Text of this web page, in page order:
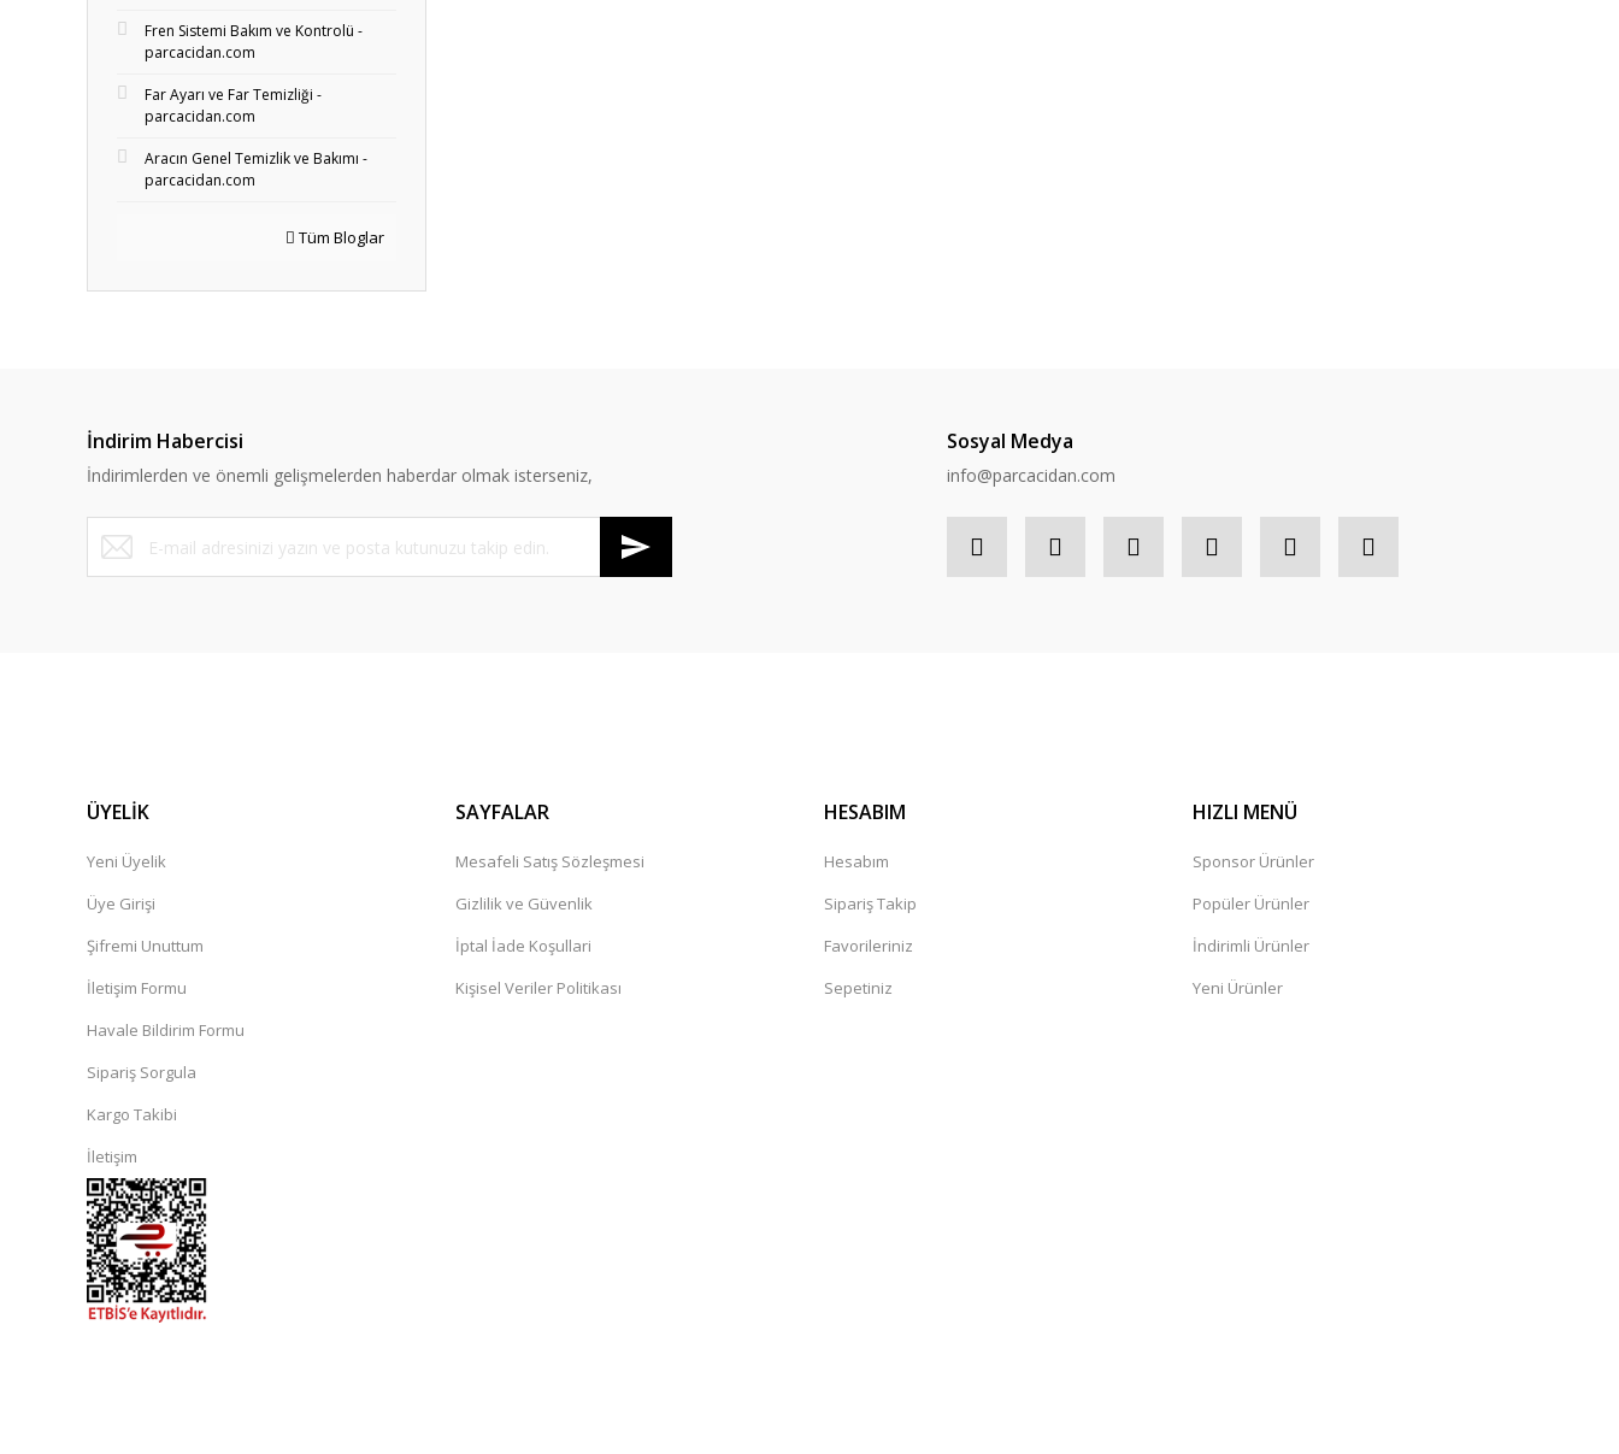
Fren Sistemi Bakım ve Kontrolü -
parcacidan.com
Far Ayarı ve Far Temizliği -
parcacidan.com
Aracın Genel Temizlik ve Bakımı -
parcacidan.com
Tüm Bloglar
İndirim Habercisi
İndirimlerden ve önemli gelişmelerden haberdar olmak isterseniz,
Sosyal Medya
info@parcacidan.com
ÜYELİK
Yeni Üyelik
Üye Girişi
Şifremi Unuttum
İletişim Formu
Havale Bildirim Formu
Sipariş Sorgula
Kargo Takibi
İletişim
SAYFALAR
Mesafeli Satış Sözleşmesi
Gizlilik ve Güvenlik
İptal İade Koşullari
Kişisel Veriler Politikası
HESABIM
Hesabım
Sipariş Takip
Favorileriniz
Sepetiniz
HIZLI MENÜ
Sponsor Ürünler
Popüler Ürünler
İndirimli Ürünler
Yeni Ürünler